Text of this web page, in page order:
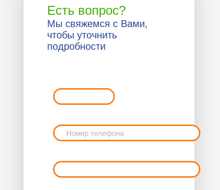
Есть вопрос?
Мы свяжемся с Вами,
чтобы уточнить
подробности